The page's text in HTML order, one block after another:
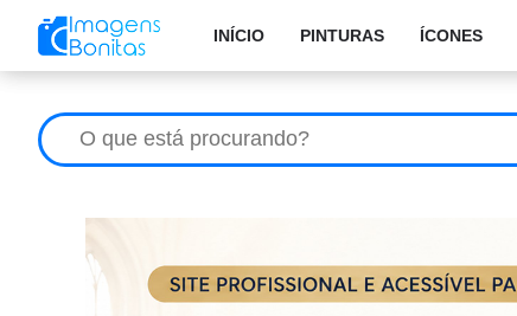
INÍCIO PINTURAS ÍCONES